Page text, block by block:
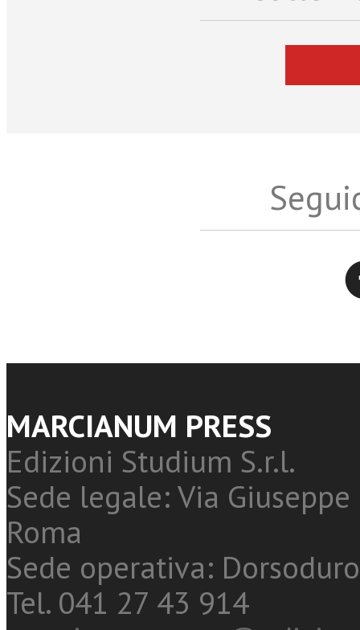
MARCIANUM PRESS
Edizioni Studium S.r.l.
Sede legale: Via
Roma
Sede operativa:
Tel. 041 27 43 914